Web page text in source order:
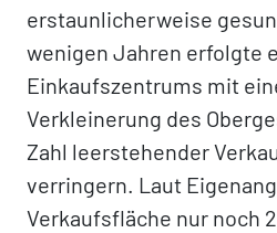
erstaunlicherweise
wenigen Jahren erfolgte
Einkaufszentrums mit
Verkleinerung des
Zahl leerstehender
verringern. Laut
Verkaufsfläche nur noch